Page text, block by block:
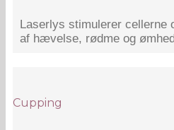
Laserlys stimulerer cellerne
af hævelse, rødme og
Cupping